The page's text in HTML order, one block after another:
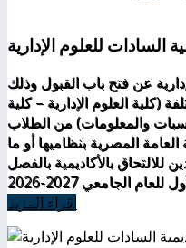
السادات للعلوم الإدارية
عن فتح باب القبول وذلك
(كلية العلوم الإدارية – كلية
والمعلومات) من الطلاب
المصرية بنظاميها أو ما
للالتحاق بالأكاديمية بالفصل
اقراء المزيد